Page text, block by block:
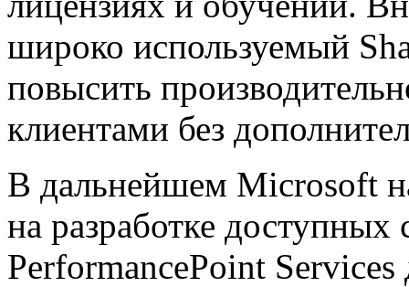
широко используемый
повысить
клиентами без
В дальнейшем Microsoft
на разработке доступных
PerformancePoint